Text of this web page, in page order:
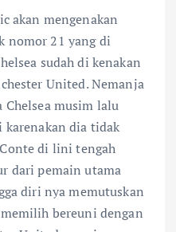
akan mengenakan
nomor 21 yang di
sudah di kenakan
United. Nemanja
musim lalu
dia tidak
di lini tengah
dari pemain utama
diri nya memutuskan
bereuni dengan